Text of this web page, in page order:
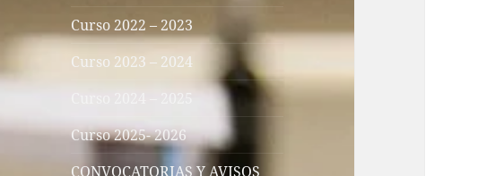
Curso 2022 – 2023
Curso 2023 – 2024
Curso 2024 – 2025
Curso 2025- 2026
CONVOCATORIAS Y AVISOS